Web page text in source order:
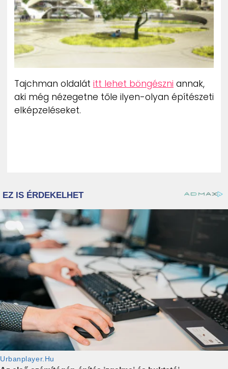
Tajchman oldalát itt lehet böngészni annak,
aki még nézegetne tőle ilyen-olyan építészeti
elképzeléseket.